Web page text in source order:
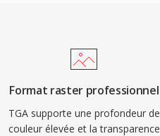
Format raster professionnel
TGA supporte une profondeur de
couleur élevée et la transparence